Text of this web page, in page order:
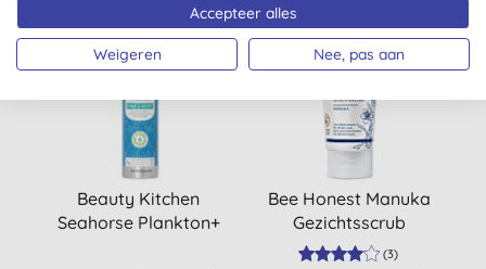
Beauty Kitchen
Seahorse Plankton+
-25%
Bee Honest Manuka
Gezichtsscrub
(3)
Accepteer alles
Weigeren Nee, pas aan